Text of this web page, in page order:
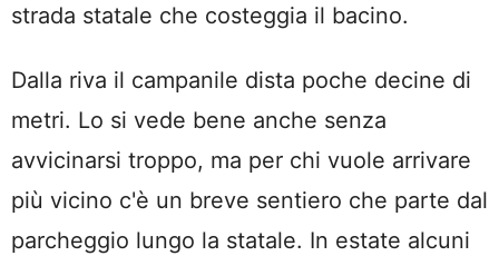
strada statale che costeggia il bacino.
Dalla riva il campanile dista poche decine di
metri. Lo si vede bene anche senza
avvicinarsi troppo, ma per chi vuole arrivare
più vicino c'è un breve sentiero che parte dal
parcheggio lungo la statale. In estate alcuni